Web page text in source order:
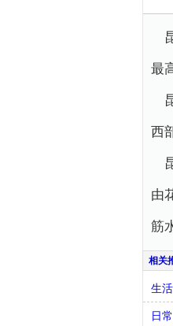
最
西
由
筋
生
日